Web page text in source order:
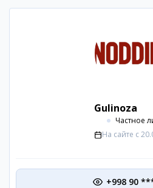
Gulinoza
Частное
На сайте с
+998 90